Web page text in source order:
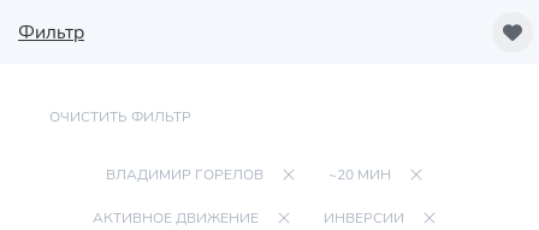
Фильтр
ОЧИСТИТЬ ФИЛЬТР
ВЛАДИМИР ГОРЕЛОВ ~20 МИН
АКТИВНОЕ ДВИЖЕНИЕ ИНВЕРСИИ